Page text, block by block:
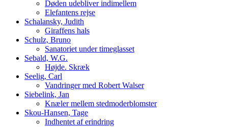
Døden udebliver indimellem
Elefantens rejse
Schalansky, Judith
Giraffens hals
Schulz, Bruno
Sanatoriet under timeglasset
Sebald, W.G.
Højde. Skræk
Seelig, Carl
Vandringer med Robert Walser
Siebelink, Jan
Knæler mellem stedmoderblomster
Skou-Hansen, Tage
Indhentet af erindring